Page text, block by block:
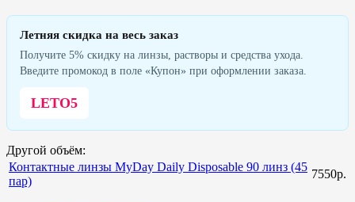
Летняя скидка на весь заказ
Получите 5% скидку на линзы, растворы и средства ухода.
Введите промокод в поле «Купон» при оформлении заказа.
LETO5
Другой объём:
Контактные линзы MyDay Daily Disposable 90 линз (45
пар)
7550р.